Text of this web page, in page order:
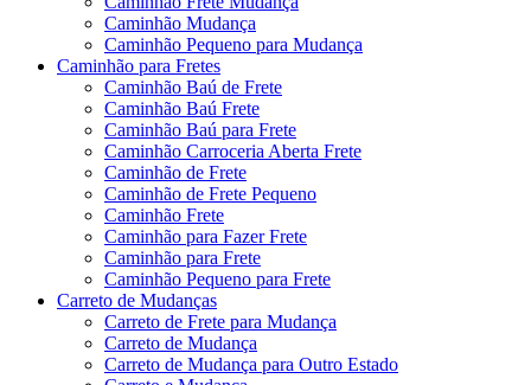
Caminhão Mudança
Caminhão Pequeno para Mudança
Caminhão para Fretes
Caminhão Baú de Frete
Caminhão Baú Frete
Caminhão Baú para Frete
Caminhão Carroceria Aberta Frete
Caminhão de Frete
Caminhão de Frete Pequeno
Caminhão Frete
Caminhão para Fazer Frete
Caminhão para Frete
Caminhão Pequeno para Frete
Carreto de Mudanças
Carreto de Frete para Mudança
Carreto de Mudança
Carreto de Mudança para Outro Estado